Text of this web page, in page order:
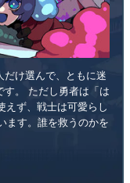
だけ選んで、ともに迷
。 ただし勇者は「は
えず、戦士は可愛らし
ます。誰を救うのかを